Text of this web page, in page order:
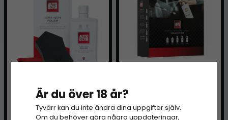
AUTOGLYM SUPER
Bilvårdskit – Lack &
Är du över 18 år?
Tyvärr kan du inte ändra dina uppgifter själv.
Om du behöver göra några uppdateringar,